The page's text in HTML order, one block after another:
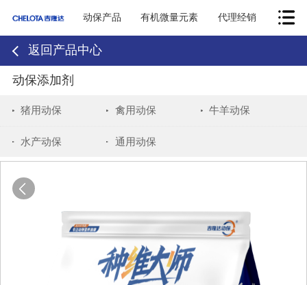
动保产品 有机微量元素 代理经销
返回产品中心
动保添加剂
猪用动保 禽用动保 牛羊动保
水产动保 通用动保